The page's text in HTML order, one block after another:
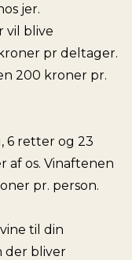
jer.
vil blive
pr deltager.
200 kroner pr.
6 retter og 23
af os. Vinaftenen
pr. person.
til din
der bliver